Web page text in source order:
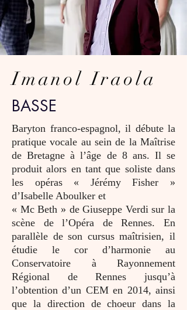
Imanol Iraola
BASSE
Baryton franco-espagnol, il débute la
pratique vocale au sein de la Maîtrise
de Bretagne à l’âge de 8 ans. Il se
produit alors en tant que soliste dans
les opéras « Jérémy Fisher »
d’Isabelle Aboulker et
« Mc Beth » de Giuseppe Verdi sur la
scène de l’Opéra de Rennes. En
parallèle de son cursus maîtrisien, il
étudie le cor d’harmonie au
Conservatoire à Rayonnement
Régional de Rennes jusqu’à
l’obtention d’un CEM en 2014, ainsi
que la direction de choeur dans la